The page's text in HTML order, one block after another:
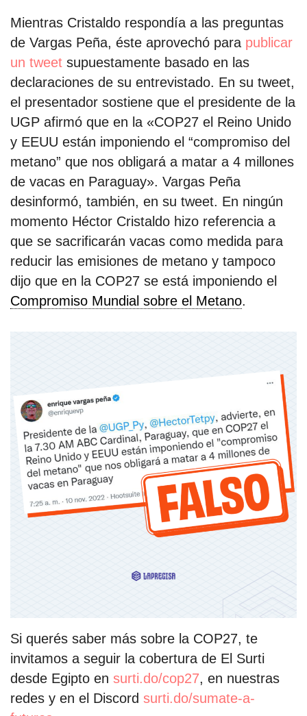
Mientras Cristaldo respondía a las preguntas
de Vargas Peña, éste aprovechó para publicar
un tweet supuestamente basado en las
declaraciones de su entrevistado. En su tweet,
el presentador sostiene que el presidente de la
UGP afirmó que en la «COP27 el Reino Unido
y EEUU están imponiendo el “compromiso del
metano” que nos obligará a matar a 4 millones
de vacas en Paraguay». Vargas Peña
desinformó, también, en su tweet. En ningún
momento Héctor Cristaldo hizo referencia a
que se sacrificarán vacas como medida para
reducir las emisiones de metano y tampoco
dijo que en la COP27 se está imponiendo el
Compromiso Mundial sobre el Metano.
Si querés saber más sobre la COP27, te
invitamos a seguir la cobertura de El Surti
desde Egipto en surti.do/cop27, en nuestras
redes y en el Discord surti.do/sumate-a-